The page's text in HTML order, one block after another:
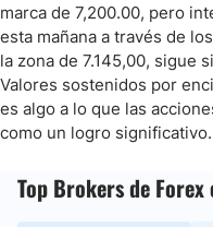
marca de 7,200.00, pero
esta mañana a través de
la zona de 7.145,00, sigue
Valores sostenidos por
es algo a lo que las
como un logro significativo.
Top Brokers de Forex